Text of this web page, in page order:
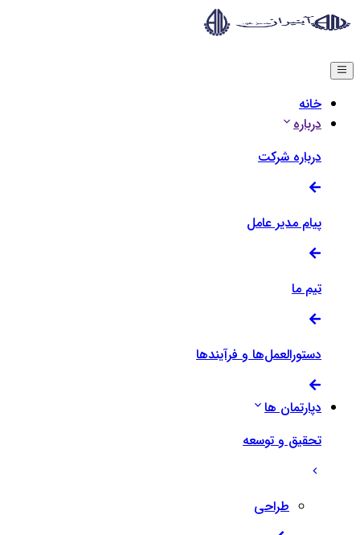
Menu
خانه
درباره
درباره شرکت
پیام مدیر عامل
تیم ما
دستورالعمل‌ها و فرآیندها
دپارتمان ها
تحقیق و توسعه
طراحی